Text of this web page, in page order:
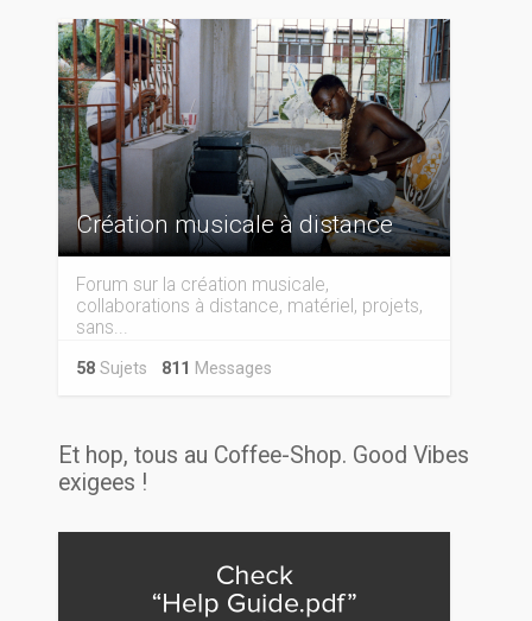
Création musicale à distance
Forum sur la création musicale,
collaborations à distance, matériel, projets,
sans...
58Sujets 811 Messages
Et hop, tous au Coffee-Shop. Good Vibes
exigees !